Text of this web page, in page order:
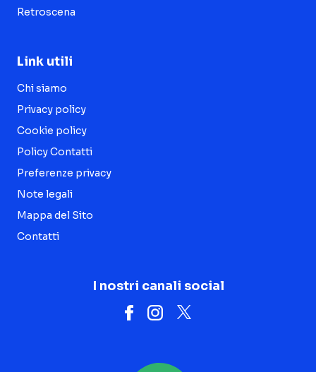
Retroscena
Link utili
Chi siamo
Privacy policy
Cookie policy
Policy Contatti
Preferenze privacy
Note legali
Mappa del Sito
Contatti
I nostri canali social